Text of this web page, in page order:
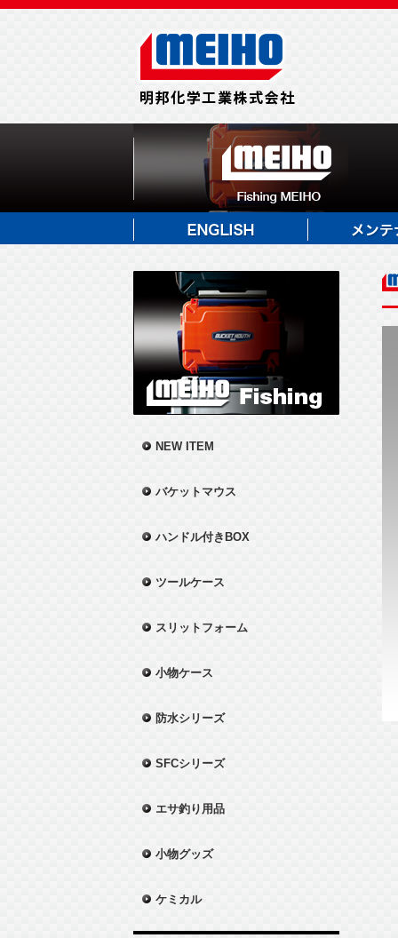
NEW ITEM
バケットマウス
ハンドル付きBOX
ツールケース
スリットフォーム
小物ケース
防水シリーズ
SFCシリーズ
エサ釣り用品
小物グッズ
ケミカル